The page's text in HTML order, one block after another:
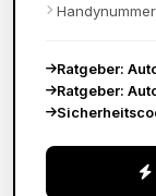
Ratgeber:
Ratgeber: